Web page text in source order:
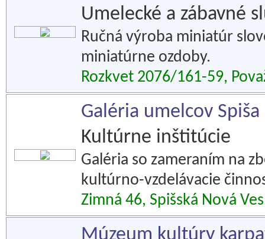
Umelecké a zábavné
Ručná výroba miniatúr
miniatúrne ozdoby.
Rozkvet 2076/161-59,
Galéria umelcov Spiša
Kultúrne inštitúcie
Galéria so zameraním na
kultúrno-vzdelávacie
Zimná 46, Spišská Nová Ves